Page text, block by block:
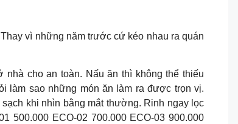
vì những năm trước cứ kéo nhau ra quán
cho an toàn. Nấu ăn thì không thể thiếu
làm sao những món ăn làm ra được trọn vị.
khi nhìn bằng mắt thường. Rinh ngay lọc
500.000 ECO-02 700.000 ECO-03 900.000